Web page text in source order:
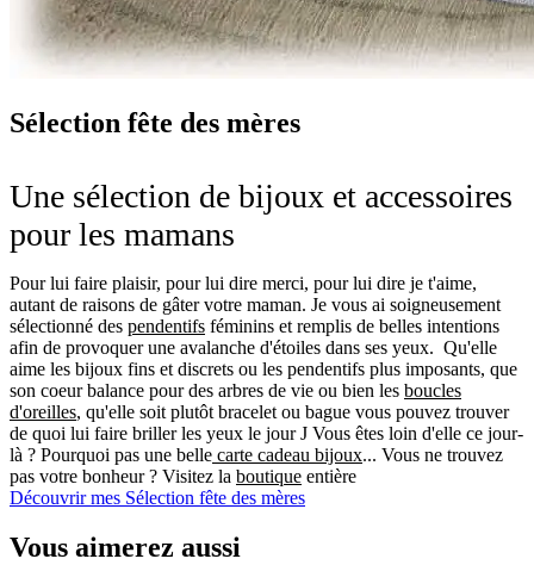
Sélection fête des mères
Une sélection de bijoux et accessoires
pour les mamans
Pour lui faire plaisir, pour lui dire merci, pour lui dire je t'aime,
autant de raisons de gâter votre maman. Je vous ai soigneusement
sélectionné des pendentifs féminins et remplis de belles intentions
afin de provoquer une avalanche d'étoiles dans ses yeux. Qu'elle
aime les bijoux fins et discrets ou les pendentifs plus imposants, que
son coeur balance pour des arbres de vie ou bien les boucles
d'oreilles, qu'elle soit plutôt bracelet ou bague vous pouvez trouver
de quoi lui faire briller les yeux le jour J Vous êtes loin d'elle ce jour-
là ? Pourquoi pas une belle carte cadeau bijoux... Vous ne trouvez
pas votre bonheur ? Visitez la boutique entière
Découvrir mes Sélection fête des mères
Vous aimerez aussi